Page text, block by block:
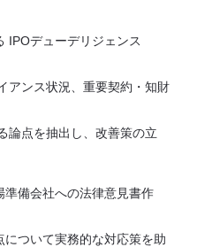
IPOデューデリジェンス
アンス状況、重要契約・知財
論点を抽出し、改善策の立
備会社への法律意見書作
について実務的な対応策を助